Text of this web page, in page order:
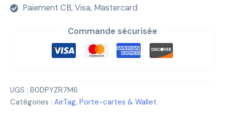
Paiement CB, Visa, Mastercard
Commande sécurisée
UGS : B0DPYZR7M6
Catégories : AirTag, Porte-cartes & Wallet